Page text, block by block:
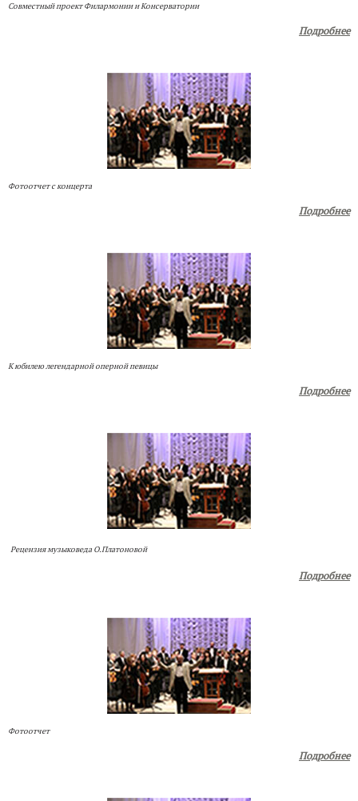
Совместный проект Филармонии и Консерватории
Подробнее
Фотоотчет с концерта
Подробнее
К юбилею легендарной оперной певицы
Подробнее
Рецензия музыковеда О.Платоновой
Подробнее
Фотоотчет
Подробнее